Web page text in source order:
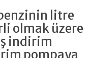
litre
olmak üzere
indirim
pompaya